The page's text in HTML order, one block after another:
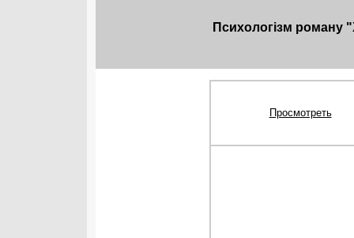
Психологізм роману
Просмотреть